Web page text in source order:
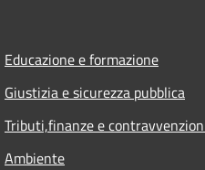
Educazione e formazione
Giustizia e sicurezza pubblica
Tributi,finanze e
Ambiente